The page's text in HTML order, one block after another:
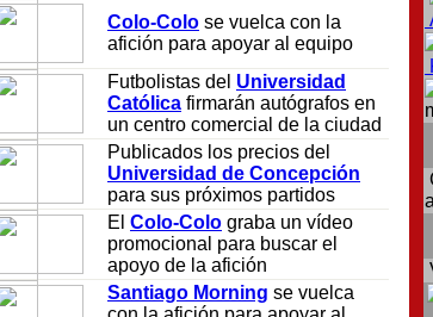
Colo-Colo se vuelca con la
afición para apoyar al equipo
Futbolistas del Universidad
Católica firmarán autógrafos en
un centro comercial de la ciudad
Publicados los precios del
Universidad de Concepción
para sus próximos partidos
El Colo-Colo graba un vídeo
promocional para buscar el
apoyo de la afición
Santiago Morning se vuelca